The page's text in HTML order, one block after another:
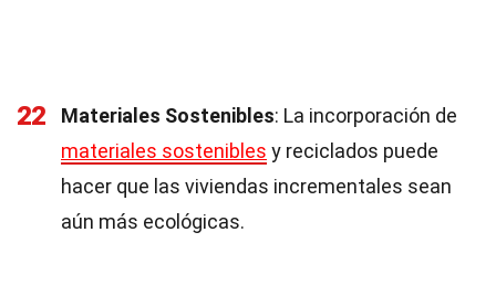
22 Materiales Sostenibles: La incorporación de
materiales sostenibles y reciclados puede
hacer que las viviendas incrementales sean
aún más ecológicas.